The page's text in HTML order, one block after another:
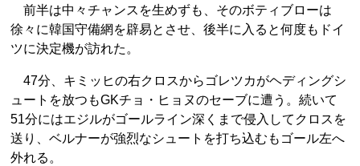
前半は中々チャンスを生めずも、そのボティブローは
徐々に韓国守備網を辟易とさせ、後半に入ると何度もドイ
ツに決定機が訪れた。
47分、キミッヒの右クロスからゴレツカがヘディングシ
ュートを放つもGKチョ・ヒョヌのセーブに遭う。続いて
51分にはエジルがゴールライン深くまで侵入してクロスを
送り、ベルナーが強烈なシュートを打ち込むもゴール左へ
外れる。